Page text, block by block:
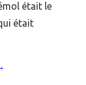
était le
était